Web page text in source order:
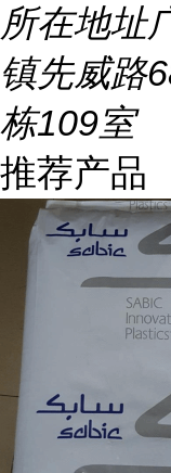
所在地址
镇先威路
栋109室
推荐产品